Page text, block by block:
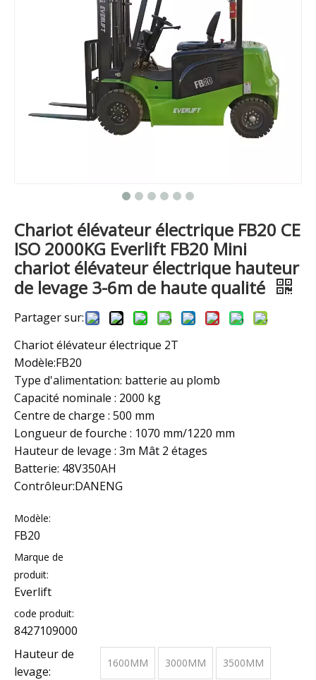
Chariot élévateur électrique FB20 CE
ISO 2000KG Everlift FB20 Mini
chariot élévateur électrique hauteur
de levage 3-6m de haute qualité
Partager sur:
Chariot élévateur électrique 2T
Modèle:FB20
Type d'alimentation: batterie au plomb
Capacité nominale : 2000 kg
Centre de charge : 500 mm
Longueur de fourche : 1070 mm/1220 mm
Hauteur de levage : 3m Mât 2 étages
Batterie: 48V350AH
Contrôleur:DANENG
Modèle:
FB20
Marque de
produit:
Everlift
code produit:
8427109000
Hauteur de
levage:
1600MM 3000MM 3500MM